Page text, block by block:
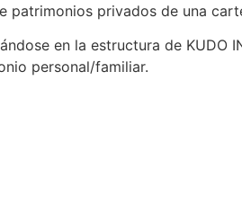
privados de una
en la estructura de KUDO
personal/familiar.